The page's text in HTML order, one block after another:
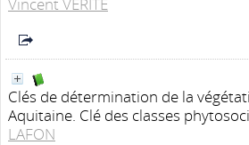
Clés de détermination de la
Aquitaine. Clé des classes
LAFON